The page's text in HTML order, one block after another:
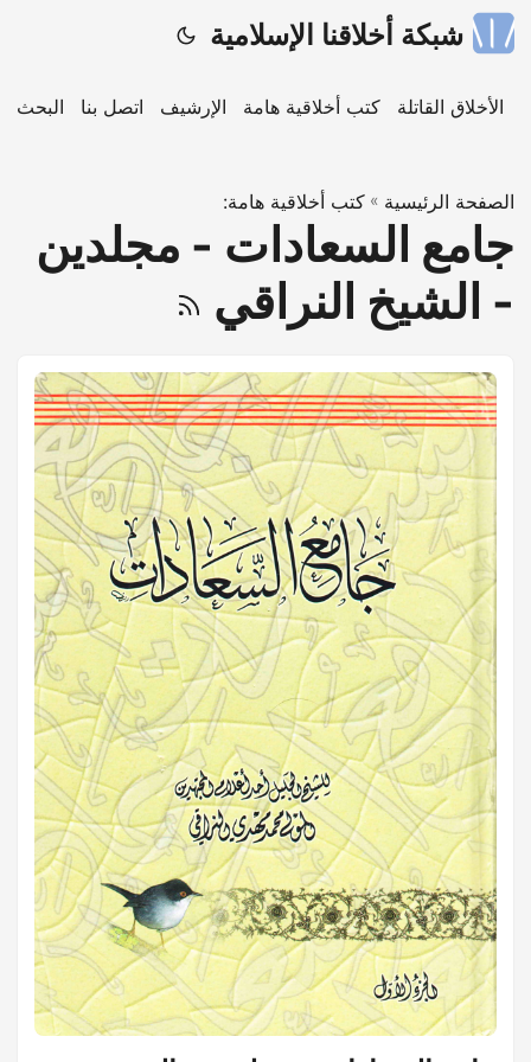
شبكة أخلاقنا الإسلامية
الأخلاق القاتلة كتب أخلاقية هامة الإرشيف اتصل بنا البحث
الصفحة الرئيسية » كتب أخلاقية هامة:
جامع السعادات - مجلدين
- الشيخ النراقي